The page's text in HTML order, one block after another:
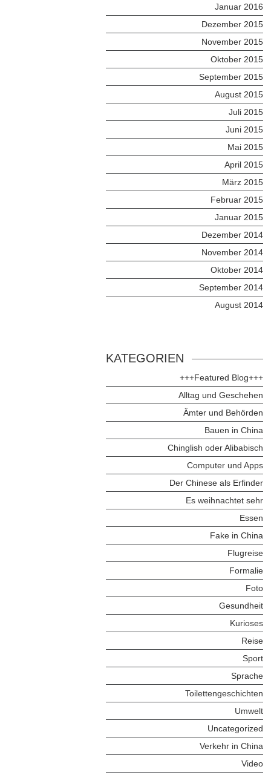
Januar 2016
Dezember 2015
November 2015
Oktober 2015
September 2015
August 2015
Juli 2015
Juni 2015
Mai 2015
April 2015
März 2015
Februar 2015
Januar 2015
Dezember 2014
November 2014
Oktober 2014
September 2014
August 2014
KATEGORIEN
+++Featured Blog+++
Alltag und Geschehen
Ämter und Behörden
Bauen in China
Chinglish oder Alibabisch
Computer und Apps
Der Chinese als Erfinder
Es weihnachtet sehr
Essen
Fake in China
Flugreise
Formalie
Foto
Gesundheit
Kurioses
Reise
Sport
Sprache
Toilettengeschichten
Umwelt
Uncategorized
Verkehr in China
Video